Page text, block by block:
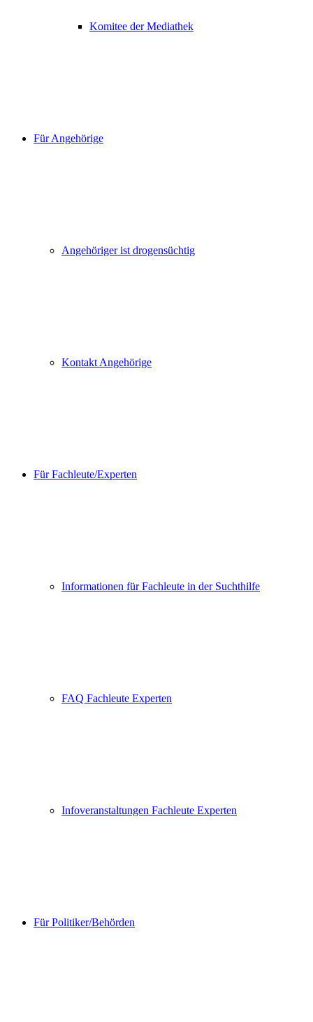
Komitee der Mediathek
Für Angehörige
Angehöriger ist drogensüchtig
Kontakt Angehörige
Für Fachleute/Experten
Informationen für Fachleute in der Suchthilfe
FAQ Fachleute Experten
Infoveranstaltungen Fachleute Experten
Für Politiker/Behörden